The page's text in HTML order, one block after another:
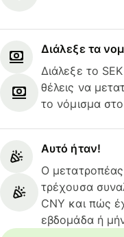
Διάλεξε τα
Διάλεξε το
θέλεις να
το νόμισμα
Αυτό ήταν!
Ο
τρέχουσα
CNY και πώς
εβδομάδα ή